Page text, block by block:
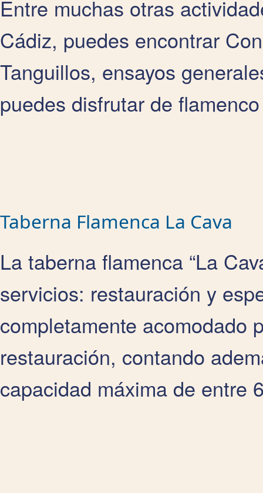
Entre muchas otras
Cádiz, puedes encontrar
Tanguillos, ensayos
puedes disfrutar de
Taberna Flamenca La Cava
La taberna flamenca “La
servicios: restauración y
completamente acomodado
restauración, contando
capacidad máxima de entre